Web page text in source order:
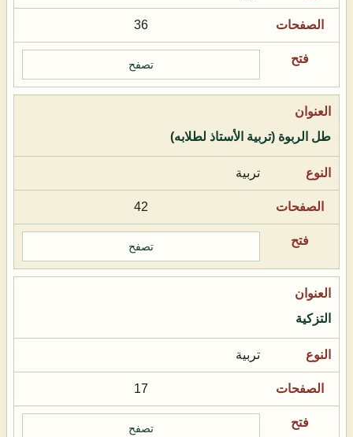
36
تصفح
طل الربوة (تربية الأستاذ لطلابه)
تربية
42
تصفح
التزكية
تربية
17
تصفح